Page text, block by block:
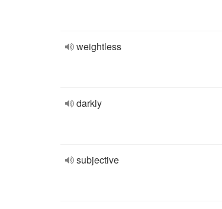
weightless
darkly
subjective